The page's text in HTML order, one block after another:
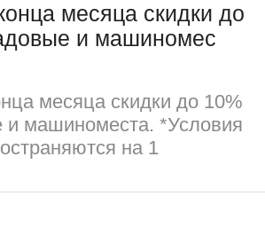
месяца скидки до
и машиномес
месяца скидки до 10%
и машиноместа. *Условия
на 1